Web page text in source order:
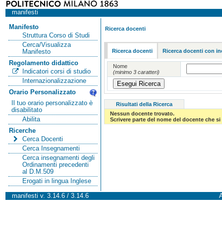
manifesti
Manifesto
Struttura Corso di Studi
Cerca/Visualizza
Manifesto
Regolamento didattico
Indicatori corsi di studio
Internazionalizzazione
Orario Personalizzato
Il tuo orario personalizzato è
disabilitato
Abilita
Ricerche
Cerca Docenti
Cerca Insegnamenti
Cerca insegnamenti degli
Ordinamenti precedenti
al D.M.509
Erogati in lingua Inglese
Ricerca docenti
Ricerca docenti Ricerca docenti con
Nome
(minimo 3 caratteri)
Risultati della Ricerca
Nessun docente trovato.
Scrivere parte del nome del docente che
manifesti v. 3.14.6 / 3.14.6